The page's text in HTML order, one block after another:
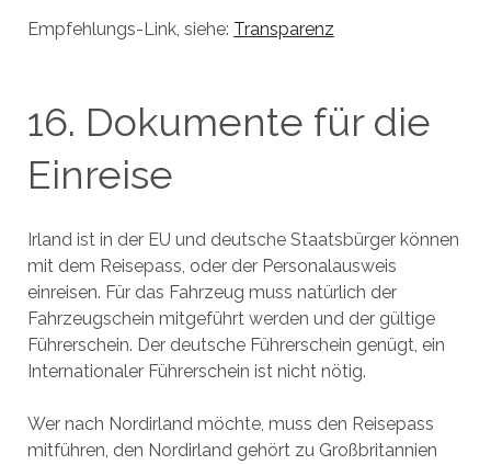
Empfehlungs-Link, siehe: Transparenz
16. Dokumente für die
Einreise
Irland ist in der EU und deutsche Staatsbürger können
mit dem Reisepass, oder der Personalausweis
einreisen. Für das Fahrzeug muss natürlich der
Fahrzeugschein mitgeführt werden und der gültige
Führerschein. Der deutsche Führerschein genügt, ein
Internationaler Führerschein ist nicht nötig.
Wer nach Nordirland möchte, muss den Reisepass
mitführen, den Nordirland gehört zu Großbritannien